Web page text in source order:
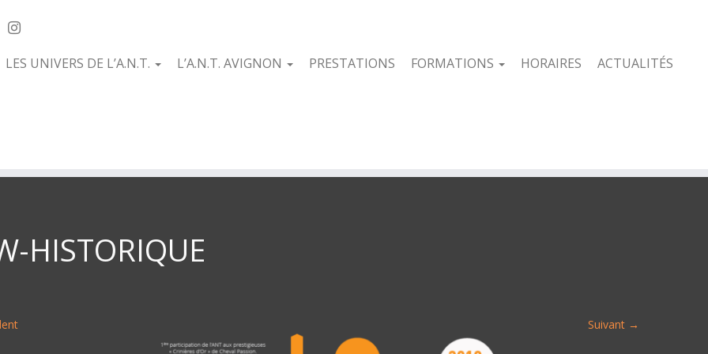
LES UNIVERS DE L’A.N.T. L’A.N.T. AVIGNON PRESTATIONS FORMATIONS HORAIRES
ACTUALITÉS
HISTORIQUE
Suivant →